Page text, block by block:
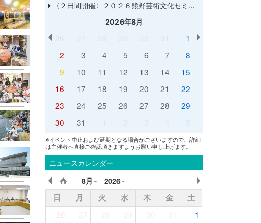
〈２日間開催〉２０２６熊野芸術文化セミナー
2026年8月
26
1
2
3 4 5 6 7
8
9
10 11 12 13 14
15
16
17 18 19 20 21
22
23
24 25 26 27 28
29
30
31 5
※イベント中止および延期となる場合がございますので、詳細
は主催者へ直接ご確認頂きますようお願い申し上げます。
ニュースカレンダー
8月 2026
日 月 火 水 木 金
土
26
1